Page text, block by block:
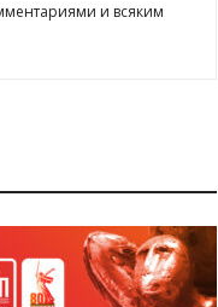
и всяким